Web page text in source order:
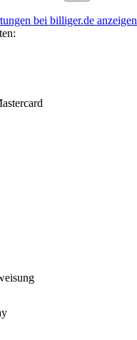
bei billiger.de anzeigen